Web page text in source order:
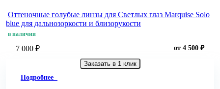
Оттеночные голубые линзы для Светлых глаз Marquise Solo
blue для дальнозоркости и близорукости
в наличии
7 000 ₽ от 4 500 ₽
Заказать в 1 клик
Подробнее